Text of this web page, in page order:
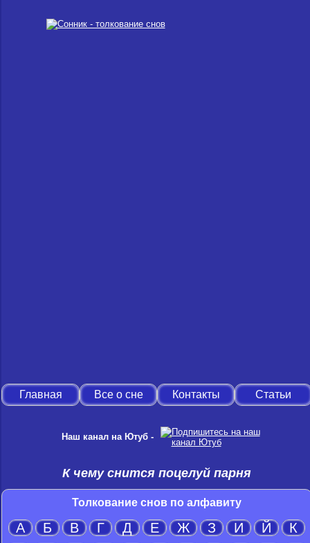
Главная Все о сне Контакты Статьи
Наш канал на Ютуб -
К чему снится поцелуй парня
Толкование снов по алфавиту
А Б В Г Д Е Ж З И Й
К